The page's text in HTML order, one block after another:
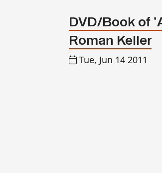
DVD/Book of
Roman Keller
Tue, Jun 14 2011